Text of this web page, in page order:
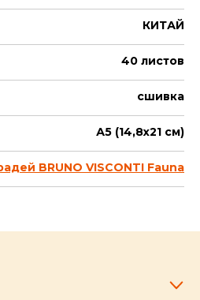
КИТАЙ
40 листов
сшивка
А5 (14,8х21 см)
BRUNO VISCONTI Fauna